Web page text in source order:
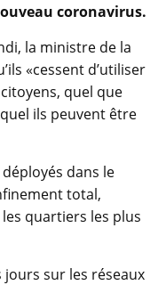
coronavirus.
la ministre de la
«cessent d’utiliser
quel que
ils peuvent être
dans le
total,
quartiers les plus
jours sur les réseaux